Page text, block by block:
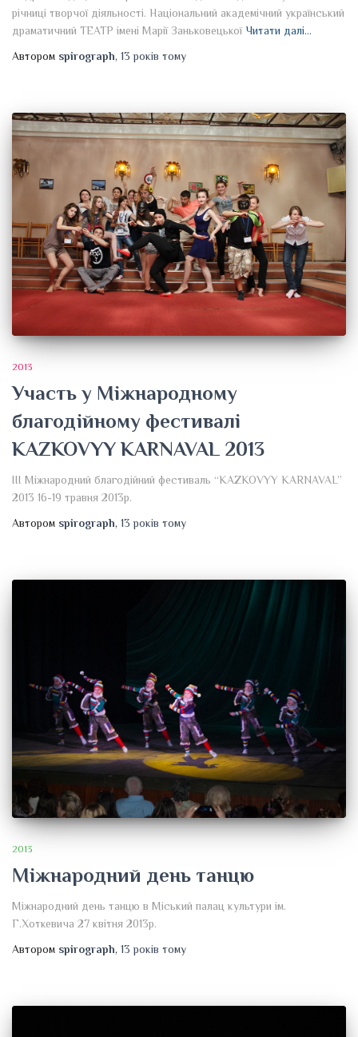
річниці творчої діяльності. Національний академічний український
драматичний ТЕАТР імені Марії Заньковецької Читати далі…
Автором spirograph, 13 років тому
2013
Участь у Міжнародному
благодійному фестивалі
KAZKOVYY KARNAVAL 2013
III Міжнародний благодійний фестиваль “KAZKOVYY KARNAVAL”
2013 16-19 травня 2013р.
Автором spirograph, 13 років тому
2013
Міжнародний день танцю
Міжнародний день танцю в Міський палац культури ім.
Г.Хоткевича 27 квітня 2013р.
Автором spirograph, 13 років тому